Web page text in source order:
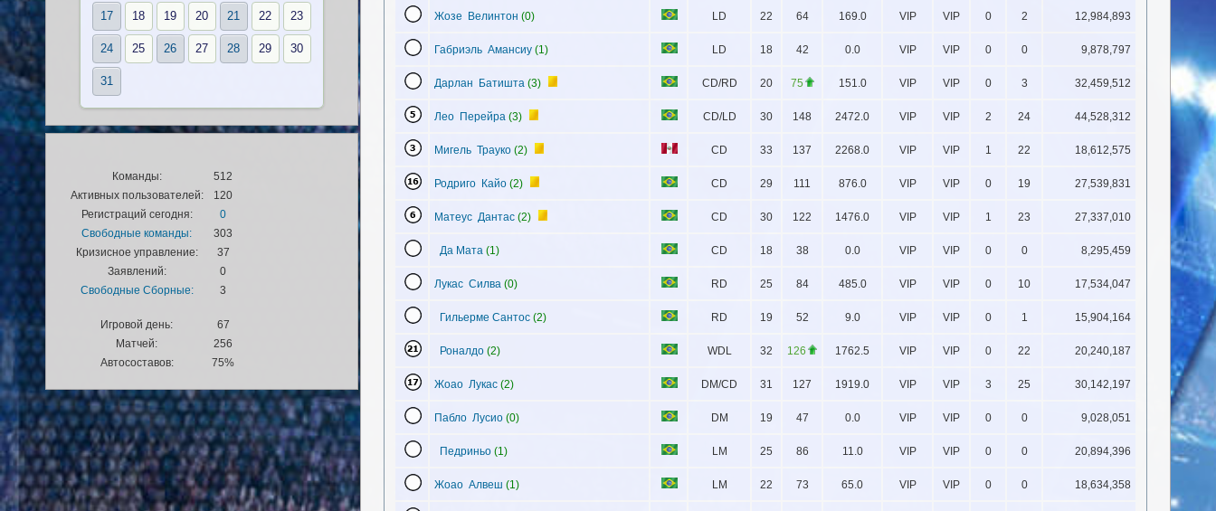
Жозе Велинтон (0) LD 22 64 169.0 VIP VIP 0 2 12,984,893
Габриэль Амансиу (1) LD 18 42 0.0 VIP VIP 0 0 9,878,797
Дарлан Батишта (3) CD/RD 20 75 151.0 VIP VIP 0 3 32,459,512
Лео Перейра (3) CD/LD 30 148 2472.0 VIP VIP 2 24 44,528,312
Мигель Трауко (2) CD 33 137 2268.0 VIP VIP 1 22 18,612,575
Родриго Кайо (2) CD 29 111 876.0 VIP VIP 0 19 27,539,831
Матеус Дантас (2) CD 30 122 1476.0 VIP VIP 1 23 27,337,010
Да Мата (1) CD 18 38 0.0 VIP VIP 0 0 8,295,459
Лукас Силва (0) RD 25 84 485.0 VIP VIP 0 10 17,534,047
Гильерме Сантос (2) RD 19 52 9.0 VIP VIP 0 1 15,904,164
Роналдо (2) WDL 32 126 1762.5 VIP VIP 0 22 20,240,187
Жоао Лукас (2) DM/CD 31 127 1919.0 VIP VIP 3 25 30,142,197
Пабло Лусио (0) DM 19 47 0.0 VIP VIP 0 0 9,028,051
Педриньо (1) LM 25 86 11.0 VIP VIP 0 0 20,894,396
Жоао Алвеш (1) LM 22 73 65.0 VIP VIP 0 0 18,634,358
17 18 19 20 21 22 23
24 25 26 27 28 29 30
31
Команды:
512
Активных пользователей:
120
Регистраций сегодня:
0
Свободные команды:
303
Кризисное управление:
37
Заявлений:
0
Свободные Сборные:
3
Игровой день:
67
Матчей:
256
Автосоставов:
75%